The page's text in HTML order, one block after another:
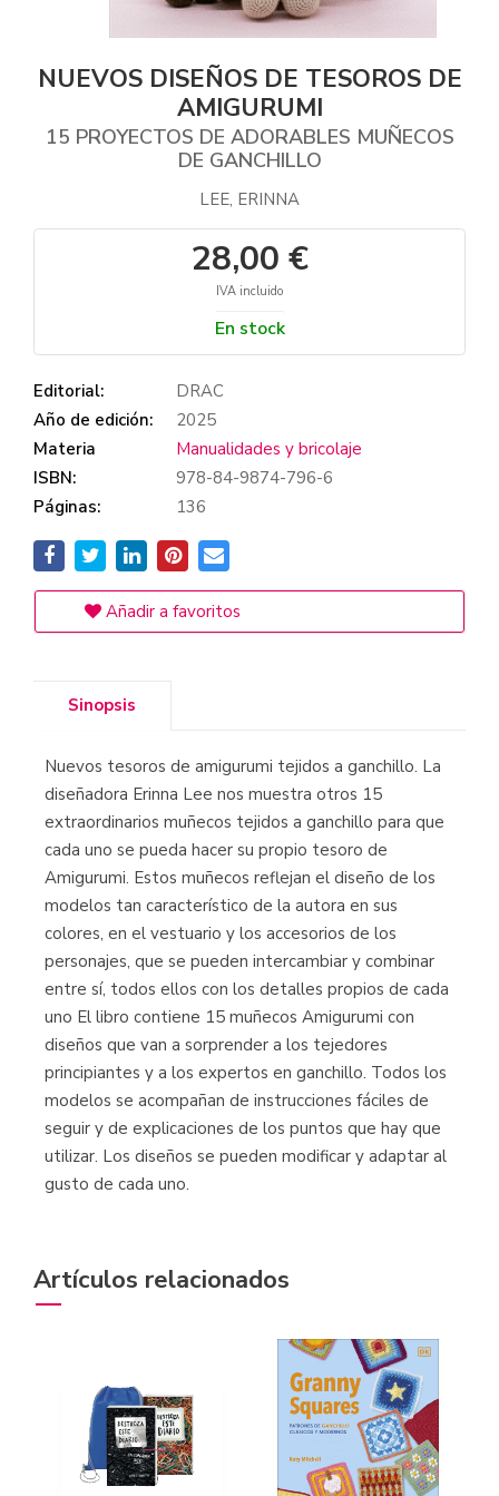
NUEVOS DISEÑOS DE TESOROS DE
AMIGURUMI
15 PROYECTOS DE ADORABLES MUÑECOS
DE GANCHILLO
LEE, ERINNA
28,00 €
IVA incluido
En stock
Editorial:
DRAC
Año de edición:
2025
Materia
Manualidades y bricolaje
ISBN:
978-84-9874-796-6
Páginas:
136
Añadir a favoritos
Sinopsis
Nuevos tesoros de amigurumi tejidos a ganchillo. La
diseñadora Erinna Lee nos muestra otros 15
extraordinarios muñecos tejidos a ganchillo para que
cada uno se pueda hacer su propio tesoro de
Amigurumi. Estos muñecos reflejan el diseño de los
modelos tan característico de la autora en sus
colores, en el vestuario y los accesorios de los
personajes, que se pueden intercambiar y combinar
entre sí, todos ellos con los detalles propios de cada
uno El libro contiene 15 muñecos Amigurumi con
diseños que van a sorprender a los tejedores
principiantes y a los expertos en ganchillo. Todos los
modelos se acompañan de instrucciones fáciles de
seguir y de explicaciones de los puntos que hay que
utilizar. Los diseños se pueden modificar y adaptar al
gusto de cada uno.
Artículos relacionados